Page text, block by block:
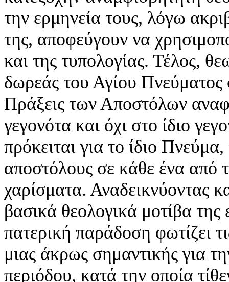
την ερμηνεία τους, λόγω
της, αποφεύγουν να
και της τυπολογίας. Τέλος,
δωρεάς του Αγίου Πνεύματος
Πράξεις των Αποστόλων
γεγονότα και όχι στο ίδιο
πρόκειται για το ίδιο
αποστόλους σε κάθε ένα από
χαρίσματα. Αναδεικνύοντας
βασικά θεολογικά μοτίβα
πατερική παράδοση φωτίζει
μιας άκρως σημαντικής για
περιόδου, κατά την οποία